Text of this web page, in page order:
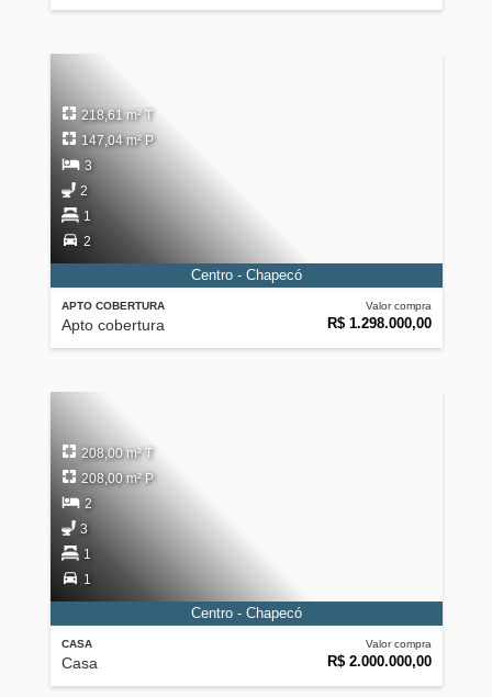
APTO COBERTURA
Apto cobertura
Valor compra
R$ 1.298.000,00
218,61 m² T
147,04 m² P
3
2
1
2
Centro - Chapecó
CASA
Casa
Valor compra
R$ 2.000.000,00
208,00 m² T
208,00 m² P
2
3
1
1
Centro - Chapecó